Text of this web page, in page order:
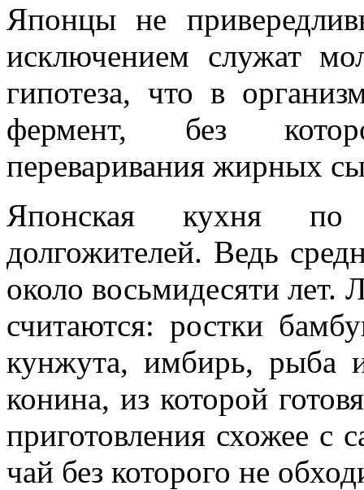
Японцы не
исключением служат
гипотеза, что в
фермент, без
переваривания жирных
Японская кухня по
долгожителей. Ведь
около восьмидесяти
считаются: ростки
кунжута, имбирь, рыба
конина, из которой
приготовления схожее с
чай без которого не